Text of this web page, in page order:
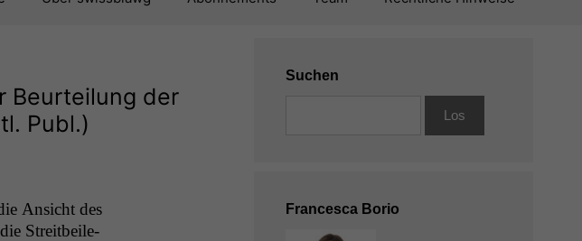
Beurteilung der
Publ.)
Ansicht des
Stre­it­bei­le­
Suchen
Francesca Borio